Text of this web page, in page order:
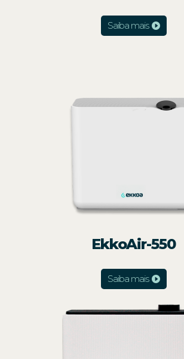
Saiba mais
EkkoAir-550
Saiba mais